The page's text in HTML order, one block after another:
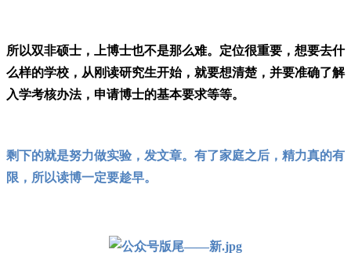
所以双非硕士，上博士也不是那么难。定位很重要，想要去什
么样的学校，从刚读研究生开始，就要想清楚，并要准确了解
入学考核办法，申请博士的基本要求等等。
剩下的就是努力做实验，发文章。有了家庭之后，精力真的有
限，所以读博一定要趁早。